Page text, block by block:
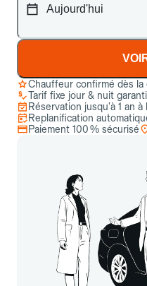
Chauffeur confirmé dès la
Tarif fixe jour & nuit garanti
Réservation jusqu’à 1 an à
Replanification
Paiement 100 % sécurisé